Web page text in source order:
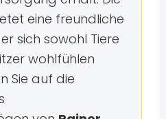
eine freundliche
sich sowohl Tiere
wohlfühlen
Sie auf die